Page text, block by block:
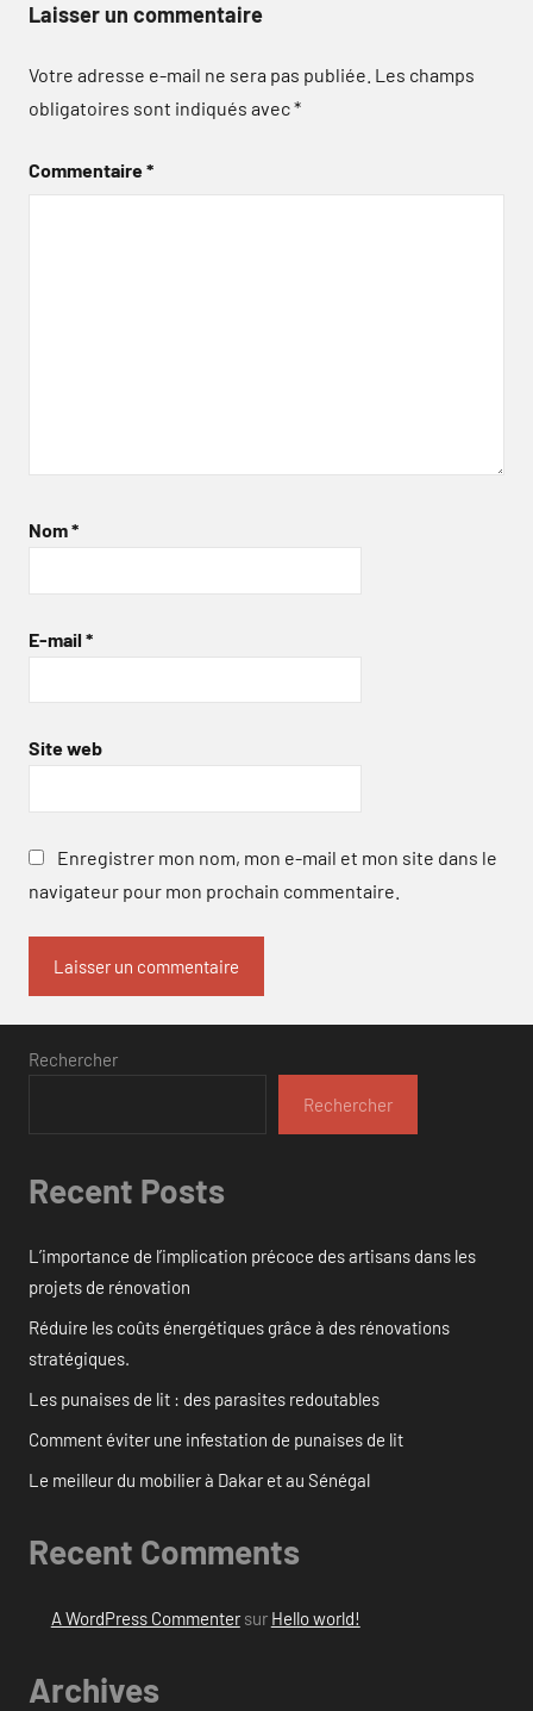
Laisser un commentaire
Votre adresse e-mail ne sera pas publiée. Les champs
obligatoires sont indiqués avec*
Commentaire*
Nom*
E-mail *
Site web
Enregistrer mon nom, mon e-mail et mon site dans le
navigateur pour mon prochain commentaire.
Rechercher
Rechercher
Recent Posts
L’importance de l’implication précoce des artisans dans les
projets de rénovation
Réduire les coûts énergétiques grâce à des rénovations
stratégiques.
Les punaises de lit : des parasites redoutables
Comment éviter une infestation de punaises de lit
Le meilleur du mobilier à Dakar et au Sénégal
Recent Comments
A WordPress Commentersur Hello world!
Archives